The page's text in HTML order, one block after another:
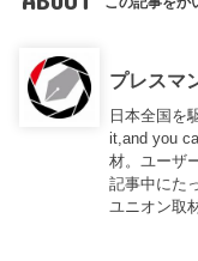
プレスマ
日本全国を
it,and you
材。ユーザ
記事中にた
ユニオン取